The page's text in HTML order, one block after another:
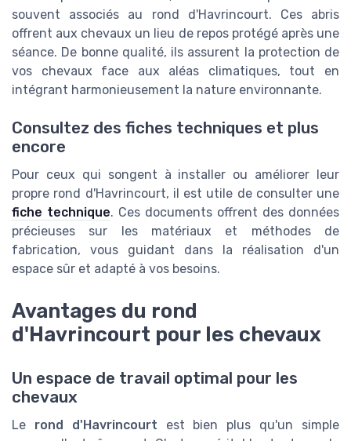
souvent associés au rond d'Havrincourt. Ces abris
offrent aux chevaux un lieu de repos protégé après une
séance. De bonne qualité, ils assurent la protection de
vos chevaux face aux aléas climatiques, tout en
intégrant harmonieusement la nature environnante.
Consultez des fiches techniques et plus
encore
Pour ceux qui songent à installer ou améliorer leur
propre rond d'Havrincourt, il est utile de consulter une
fiche technique. Ces documents offrent des données
précieuses sur les matériaux et méthodes de
fabrication, vous guidant dans la réalisation d'un
espace sûr et adapté à vos besoins.
Avantages du rond
d'Havrincourt pour les chevaux
Un espace de travail optimal pour les
chevaux
Le rond d'Havrincourt est bien plus qu'un simple